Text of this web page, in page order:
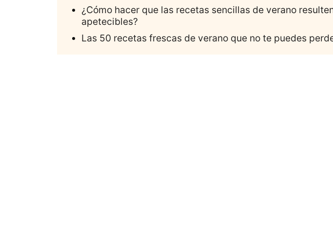
¿Cómo hacer que las recetas sencillas de verano
apetecibles?
Las 50 recetas frescas de verano que no te puedes